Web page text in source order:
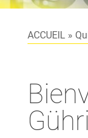
ACCUEIL»